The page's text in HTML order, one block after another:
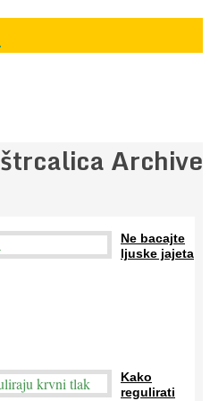
štrcalica Archive
Ne bacajte
ljuske jajeta
Kako
regulirati